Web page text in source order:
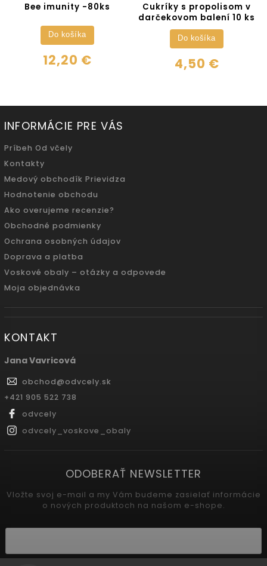
Bee imunity -80ks
12,20 €
Do košíka
Cukríky s propolisom v
darčekovom balení 10 ks
4,50 €
Do košíka
INFORMÁCIE PRE VÁS
Príbeh Od včely
Kontakty
Medový obchodík Prievidza
Hodnotenie obchodu
Ako overujeme recenzie?
Obchodné podmienky
Ochrana osobných údajov
Doprava a platba
Voskové obaly – otázky a odpovede
Moja objednávka
KONTAKT
Jana Vavricová
obchod@odvcely.sk
+421 905 522 738
odvcely
odvcely_voskove_obaly
ODOBERAŤ NEWSLETTER
Vložte svoj e-mail a my Vám budeme zasielať informácie
o nových produktoch na našom e-shope.